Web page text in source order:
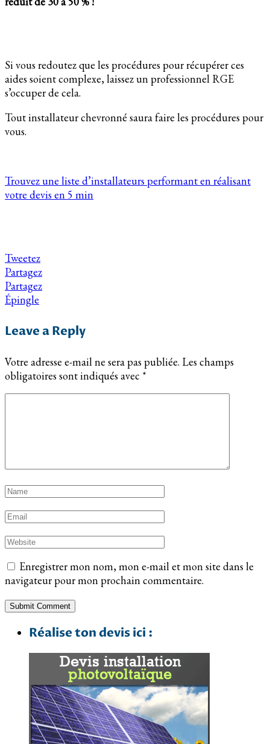
Si vous redoutez que les procédures pour récupérer ces
aides soient complexe, laissez un professionnel RGE
s’occuper de cela.
Tout installateur chevronné saura faire les procédures pour
vous.
Trouvez une liste d’installateurs performant en réalisant
votre devis en 5 min
Tweetez
Partagez
Partagez
Épingle
Leave a Reply
Votre adresse e-mail ne sera pas publiée. Les champs
obligatoires sont indiqués avec *
Enregistrer mon nom, mon e-mail et mon site dans le
navigateur pour mon prochain commentaire.
Réalise ton devis ici :